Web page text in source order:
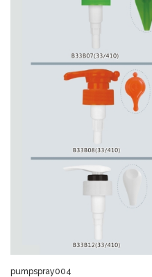
pumpspray004